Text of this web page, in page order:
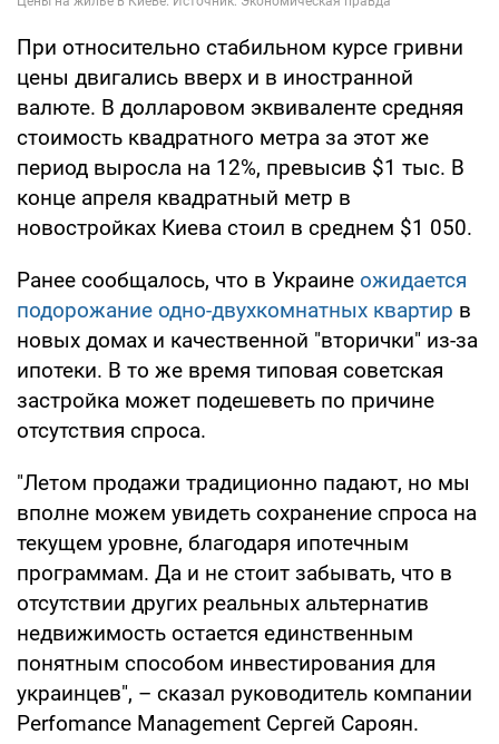
При относительно стабильном курсе гривни
цены двигались вверх и в иностранной
валюте. В долларовом эквиваленте средняя
стоимость квадратного метра за этот же
период выросла на 12%, превысив $1 тыс. В
конце апреля квадратный метр в
новостройках Киева стоил в среднем $1 050.
Ранее сообщалось, что в Украине ожидается
подорожание одно-двухкомнатных квартир в
новых домах и качественной "вторички" из-за
ипотеки. В то же время типовая советская
застройка может подешеветь по причине
отсутствия спроса.
"Летом продажи традиционно падают, но мы
вполне можем увидеть сохранение спроса на
текущем уровне, благодаря ипотечным
программам. Да и не стоит забывать, что в
отсутствии других реальных альтернатив
недвижимость остается единственным
понятным способом инвестирования для
украинцев", – сказал руководитель компании
Perfomance Management Сергей Сароян.